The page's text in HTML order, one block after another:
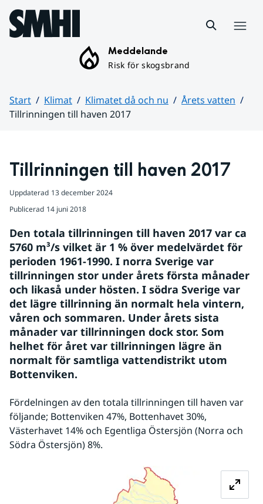
Hoppa till sidans innehåll
Meddelande
Risk för skogsbrand
Start Klimat Klimatet då och nu
Årets vatten
Tillrinningen till haven 2017
Tillrinningen till haven 2017
Uppdaterad 13 december 2024
Publicerad 14 juni 2018
Den totala tillrinningen till haven 2017 var ca
5760 m³/s vilket är 1 % över medelvärdet för
perioden 1961-1990. I norra Sverige var
tillrinningen stor under årets första månader
och likaså under hösten. I södra Sverige var
det lägre tillrinning än normalt hela vintern,
våren och sommaren. Under årets sista
månader var tillrinningen dock stor. Som
helhet för året var tillrinningen lägre än
normalt för samtliga vattendistrikt utom
Bottenviken.
Fördelningen av den totala tillrinningen till haven var
följande; Bottenviken 47%, Bottenhavet 30%,
Västerhavet 14% och Egentliga Östersjön (Norra och
Södra Östersjön) 8%.